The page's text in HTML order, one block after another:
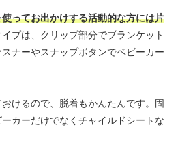
ってお出かけする活動的な方には片
プは、クリップ部分でブランケット
ナーやスナップボタンでベビーカー
けるので、脱着もかんたんです。固
カーだけでなくチャイルドシートな